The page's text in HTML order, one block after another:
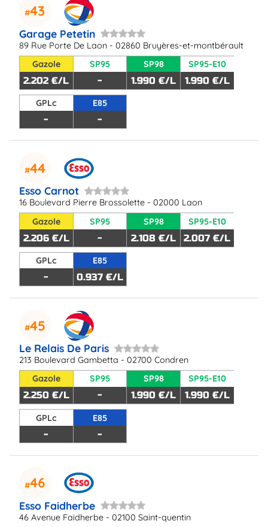
43
Garage Petetin
89 Rue Porte De Laon - 02860 Bruyères-et-montbérault
Gazole
2.202 €/L
SP95
-
SP98
1.990 €/L
SP95-E10
1.990 €/L
GPLc
-
E85
-
44
Esso Carnot
16 Boulevard Pierre Brossolette - 02000 Laon
Gazole
2.206 €/L
SP95
-
SP98
2.108 €/L
SP95-E10
2.007 €/L
GPLc
-
E85
0.937 €/L
45
Le Relais De Paris
213 Boulevard Gambetta - 02700 Condren
Gazole
2.250 €/L
SP95
-
SP98
1.990 €/L
SP95-E10
1.990 €/L
GPLc
-
E85
-
46
Esso Faidherbe
46 Avenue Faidherbe - 02100 Saint-quentin